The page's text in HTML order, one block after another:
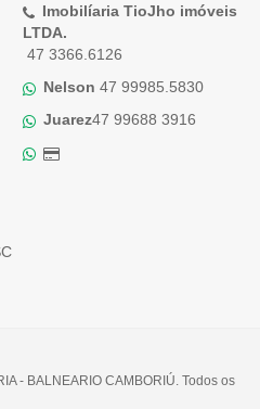
Imobilíaria TioJho imóveis
LTDA.
47 3366.6126
Nelson 47 99985.5830
Juarez47 99688 3916
- BALNEARIO CAMBORIÚ. Todos os